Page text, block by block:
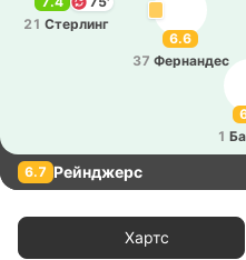
1
21 Сте­рлинг
6.6
37 Фе­рна­ндес
6.7 Рейнджерс
Хартс